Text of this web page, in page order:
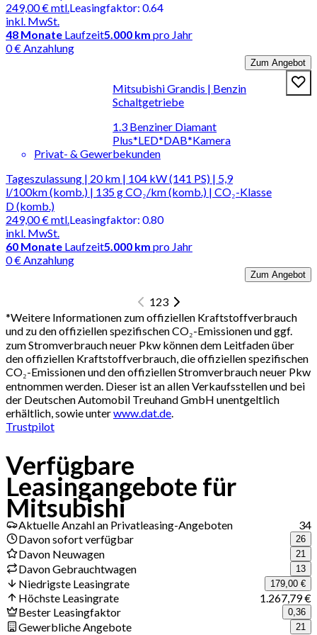
249,00 €mtl.
inkl. MwSt.
Leasingfaktor: 0.64
48 Monate Laufzeit5.000 km pro Jahr
0 € Anzahlung
Zum Angebot
Mitsubishi Grandis | Benzin
Schaltgetriebe
1.3 Benziner Diamant
Plus*LED*DAB*Kamera
Privat- & Gewerbekunden
Tageszulassung | 20 km | 104 kW (141 PS) | 5,9
l/100km (komb.) | 135 g CO₂/km (komb.) | CO₂-Klasse
D (komb.)
249,00 €mtl.
inkl. MwSt.
Leasingfaktor: 0.80
60 Monate Laufzeit5.000 km pro Jahr
0 € Anzahlung
Zum Angebot
123
*Weitere Informationen zum offiziellen Kraftstoffverbrauch
und zu den offiziellen spezifischen CO₂-Emissionen und ggf.
zum Stromverbrauch neuer Pkw können dem Leitfaden über
den offiziellen Kraftstoffverbrauch, die offiziellen spezifischen
CO₂-Emissionen und den offiziellen Stromverbrauch neuer Pkw
entnommen werden. Dieser ist an allen Verkaufsstellen und bei
der Deutschen Automobil Treuhand GmbH unentgeltlich
erhältlich, sowie unterwww.dat.de
Trustpilot
Verfügbare
Leasingangebote für
Mitsubishi
Aktuelle Anzahl an Privatleasing-Angeboten
34
Davon sofort verfügbar
26
Davon Neuwagen 21
Davon Gebrauchtwagen 13
Niedrigste Leasingrate 179,00 €
Höchste Leasingrate
1.267,79 €
Bester Leasingfaktor
0,36
Gewerbliche Angebote 21